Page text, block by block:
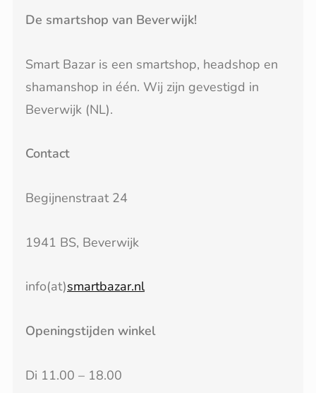
De smartshop van Beverwijk!
Smart Bazar is een smartshop, headshop en
shamanshop in één. Wij zijn gevestigd in
Beverwijk (NL).
Contact
Begijnenstraat 24
1941 BS, Beverwijk
info(at)smartbazar.nl
Openingstijden winkel
Di 11.00 – 18.00